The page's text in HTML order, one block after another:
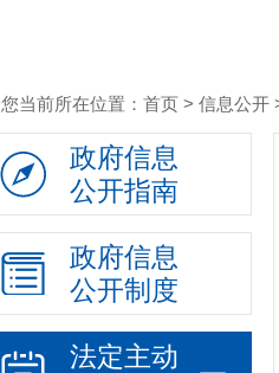
您当前所在位置： 首页 > 信息公开
政府信息
公开指南
政府信息
公开制度
法定主动